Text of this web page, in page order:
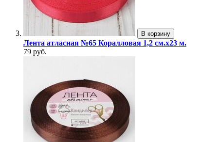
В корзину
Лента атласная №65 Коралловая 1,2 см.х23 м.
79 руб.